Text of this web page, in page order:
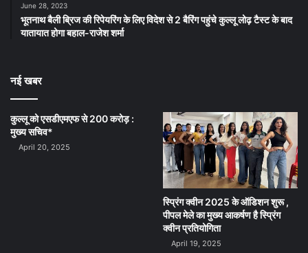
June 28, 2023
भूतनाथ बैली ब्रिज की रिपेयरिंग के लिए विदेश से 2 बैरिंग पहुंचे कुल्लू लोढ़ टैस्ट के बाद
यातायात होगा बहाल-राजेश शर्मा
नई खबर
कुल्लू को एसडीएमएफ से 200 करोड़ :
मुख्य सचिव*
April 20, 2025
स्प्रिंग क्वीन 2025 के ऑडिशन शुरू ,
पीपल मेले का मुख्य आकर्षण है स्प्रिंग
क्वीन प्रतियोगिता
April 19, 2025